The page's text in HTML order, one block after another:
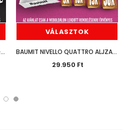
SOUDAL SOUDAGUM LM VÍZZÁRÓ FÓLIA 13KG CSOMAGAJÁNLAT
VÁLASZTOK
BAUMIT NIVELLO QUATTRO ALJZATKIEGYENLÍTŐ 25KG CSOMAGAJÁNLAT
29.950 Ft